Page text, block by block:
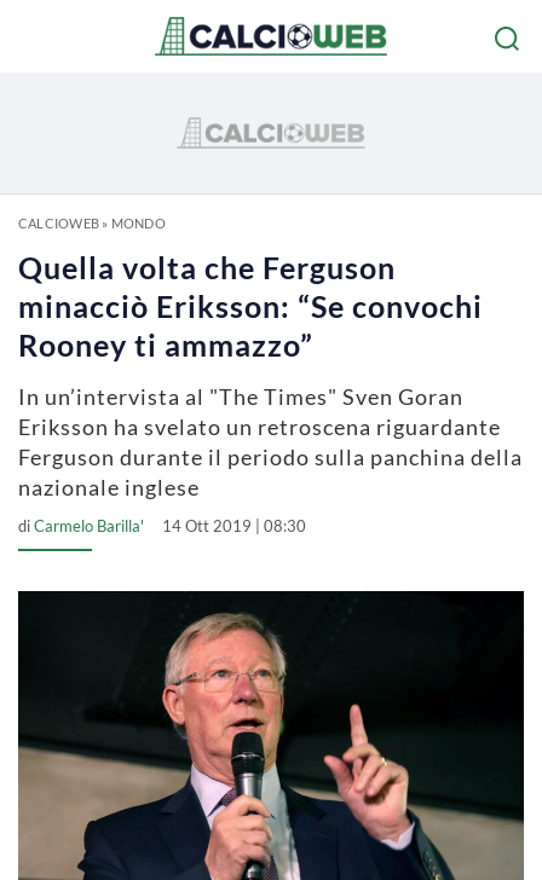
CALCIOWEB» MONDO
Quella volta che Ferguson
minacciò Eriksson: “Se convochi
Rooney ti ammazzo”
In un’intervista al "The Times" Sven Goran
Eriksson ha svelato un retroscena riguardante
Ferguson durante il periodo sulla panchina della
nazionale inglese
diCarmelo Barilla' 14 Ott 2019 | 08:30